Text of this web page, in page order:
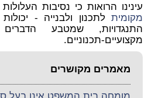
עינינו הרואות כי נסיבות
מקומיתלתכנון ולבנייה -
התנגדויות, שמטבע
מקצועיים-תכנוניים.
מאמרים מקושרים